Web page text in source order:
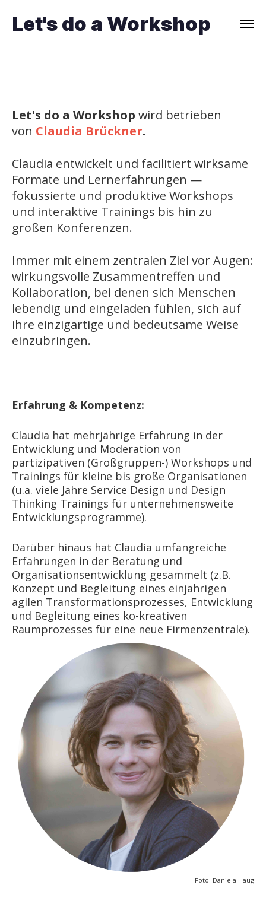
Let's do a Workshop
Let's do a Workshop wird betrieben
von Claudia Brückner.
Claudia entwickelt und facilitiert wirksame
Formate und Lernerfahrungen —
fokussierte und produktive Workshops
und interaktive Trainings bis hin zu
großen Konferenzen.
Immer mit einem zentralen Ziel vor Augen:
wirkungsvolle Zusammentreffen und
Kollaboration, bei denen sich Menschen
lebendig und eingeladen fühlen, sich auf
ihre einzigartige und bedeutsame Weise
einzubringen.
Erfahrung & Kompetenz:
Claudia hat mehrjährige Erfahrung in der
Entwicklung und Moderation von
partizipativen (Großgruppen-) Workshops und
Trainings für kleine bis große Organisationen
(u.a. viele Jahre Service Design und Design
Thinking Trainings für unternehmensweite
Entwicklungsprogramme).
Darüber hinaus hat Claudia umfangreiche
Erfahrungen in der Beratung und
Organisationsentwicklung gesammelt (z.B.
Konzept und Begleitung eines einjährigen
agilen Transformationsprozesses, Entwicklung
und Begleitung eines ko-kreativen
Raumprozesses für eine neue Firmenzentrale).
Foto: Daniela Haug